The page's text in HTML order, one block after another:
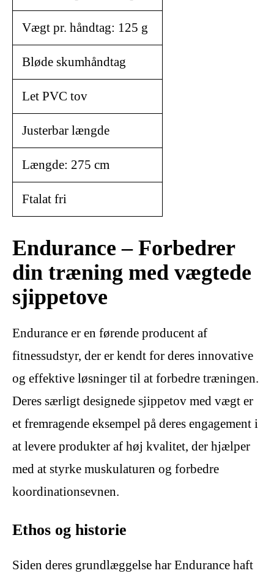
Vægt pr. håndtag: 125 g
Bløde skumhåndtag
Let PVC tov
Justerbar længde
Længde: 275 cm
Ftalat fri
Endurance – Forbedrer
din træning med vægtede
sjippetove
Endurance er en førende producent af
fitnessudstyr, der er kendt for deres innovative
og effektive løsninger til at forbedre træningen.
Deres særligt designede sjippetov med vægt er
et fremragende eksempel på deres engagement i
at levere produkter af høj kvalitet, der hjælper
med at styrke muskulaturen og forbedre
koordinationsevnen.
Ethos og historie
Siden deres grundlæggelse har Endurance haft